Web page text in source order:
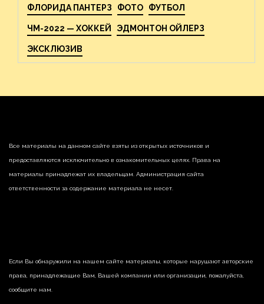
ФЛОРИДА ПАНТЕРЗ ФОТО ФУТБОЛ
ЧМ-2022 — ХОККЕЙ ЭДМОНТОН ОЙЛЕРЗ
ЭКСКЛЮЗИВ
Все материалы на данном сайте взяты из открытых источников и
предоставляются исключительно в ознакомительных целях. Права на
материалы принадлежат их владельцам. Администрация сайта
ответственности за содержание материала не несет.
Если Вы обнаружили на нашем сайте материалы, которые нарушают авторские
права, принадлежащие Вам, Вашей компании или организации, пожалуйста,
сообщите нам.